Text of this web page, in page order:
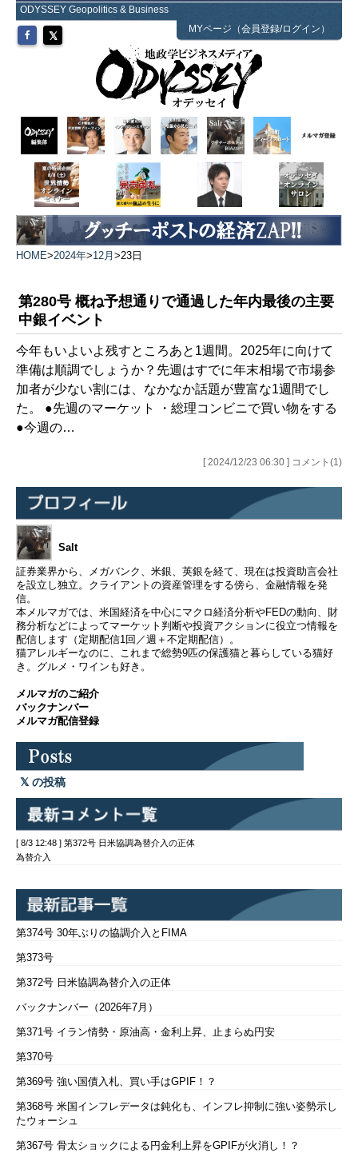
ODYSSEY Geopolitics & Business
MYページ（会員登録/ログイン）
HOME>2024年>12月 >23日
第280号 概ね予想通りで通過した年内最後の主要
中銀イベント
今年もいよいよ残すところあと1週間。2025年に向けて
準備は順調でしょうか？先週はすでに年末相場で市場参
加者が少ない割には、なかなか話題が豊富な1週間でし
た。 ●先週のマーケット ・総理コンビニで買い物をする
●今週の…
[ 2024/12/23 06:30 ] コメント(1)
Salt
証券業界から、メガバンク、米銀、英銀を経て、現在は投資助言会社
を設立し独立。クライアントの資産管理をする傍ら、金融情報を発
信。
本メルマガでは、米国経済を中心にマクロ経済分析やFEDの動向、財
務分析などによってマーケット判断や投資アクションに役立つ情報を
配信します（定期配信1回／週＋不定期配信）。
猫アレルギーなのに、これまで総勢9匹の保護猫と暮らしている猫好
き。グルメ・ワインも好き。
メルマガのご紹介
バックナンバー
メルマガ配信登録
の投稿
[ 8/3 12:48 ] 第372号 日米協調為替介入の正体
為替介入
第374号 30年ぶりの協調介入とFIMA
第373号
第372号 日米協調為替介入の正体
バックナンバー（2026年7月）
第371号 イラン情勢・原油高・金利上昇、止まらぬ円安
第370号
第369号 強い国債入札、買い手はGPIF！？
第368号 米国インフレデータは鈍化も、インフレ抑制に強い姿勢示し
たウォーシュ
第367号 骨太ショックによる円金利上昇をGPIFが火消し！？